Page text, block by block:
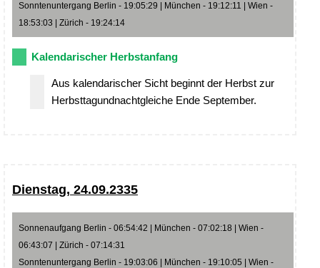
Sonntenuntergang Berlin - 19:05:29 | München - 19:12:11 | Wien -
18:53:03 | Zürich - 19:24:14
Kalendarischer Herbstanfang
Aus kalendarischer Sicht beginnt der Herbst zur
Herbsttagundnachtgleiche Ende September.
Dienstag, 24.09.2335
Sonnenaufgang Berlin - 06:54:42 | München - 07:02:18 | Wien -
06:43:07 | Zürich - 07:14:31
Sonntenuntergang Berlin - 19:03:06 | München - 19:10:05 | Wien -